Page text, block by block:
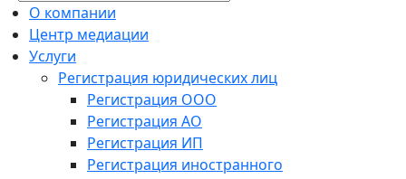
О компании
Центр медиации
Услуги
Регистрация юридических лиц
Регистрация ООО
Регистрация АО
Регистрация ИП
Регистрация иностранного